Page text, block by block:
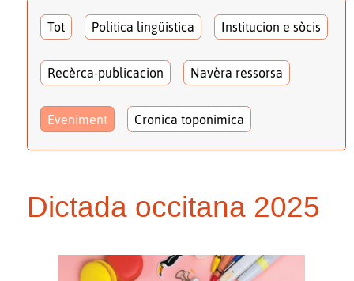
Tot Politica lingüistica Institucion e sòcis
Recèrca-publicacion Navèra ressorsa
Eveniment Cronica toponimica
Dictada occitana 2025